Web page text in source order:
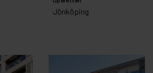
Jönköping